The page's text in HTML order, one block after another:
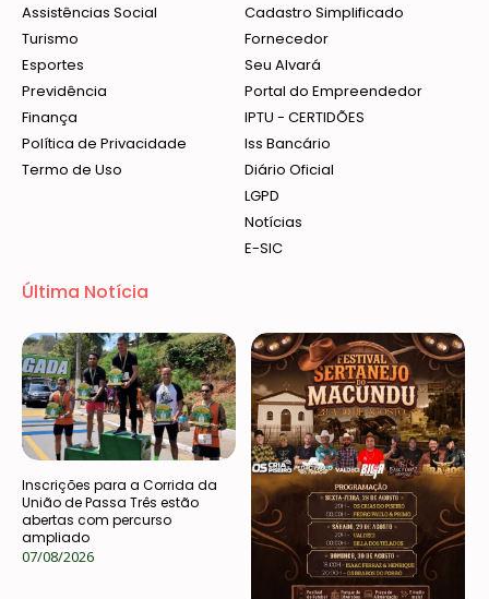
Assistências Social
Turismo
Esportes
Previdência
Finança
Política de Privacidade
Termo de Uso
Cadastro Simplificado
Fornecedor
Seu Alvará
Portal do Empreendedor
IPTU - CERTIDÕES
Iss Bancário
Diário Oficial
LGPD
Notícias
E-SIC
Última Notícia
Inscrições para a Corrida da
União de Passa Três estão
abertas com percurso
ampliado
07/08/2026